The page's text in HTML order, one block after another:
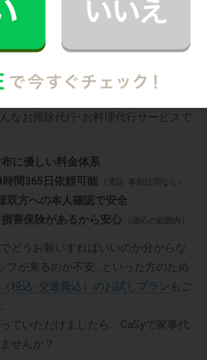
なお掃除代行･お料理代行サービスで
に優しい料金体系
間365日依頼可能
（電話･事前訪問なし）
双方への本人確認で安全
害保険があるから安心
（適応の範囲内）
どうお願いすればいいのか分からな
フが来るのか不安…といった方のため
税込･交通費込）のお試しプラン もご
ていただけましたら、CaSyで家事代
せんか？